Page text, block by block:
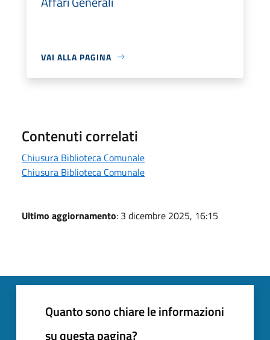
VAI ALLA PAGINA
Contenuti correlati
Chiusura Biblioteca Comunale
Chiusura Biblioteca Comunale
Ultimo aggiornamento: 3 dicembre 2025, 16:15
Quanto sono chiare le informazioni
su questa pagina?